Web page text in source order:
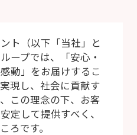
ト（以下「当社」と
ープでは、「安心・
動」をお届けするこ
現し、社会に貢献す
この理念の下、お客
定して提供すべく、
ろです。